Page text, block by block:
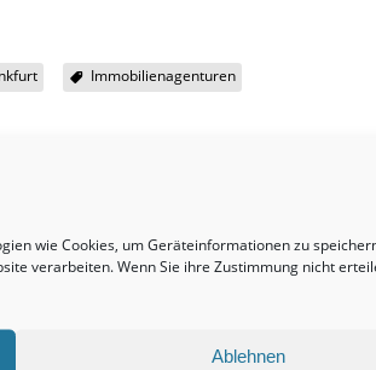
wie Cookies, um Geräteinformationen zu
verarbeiten. Wenn Sie ihre Zustimmung nicht
Ablehnen
Immobilienagenturen
sehr gewinnbringende